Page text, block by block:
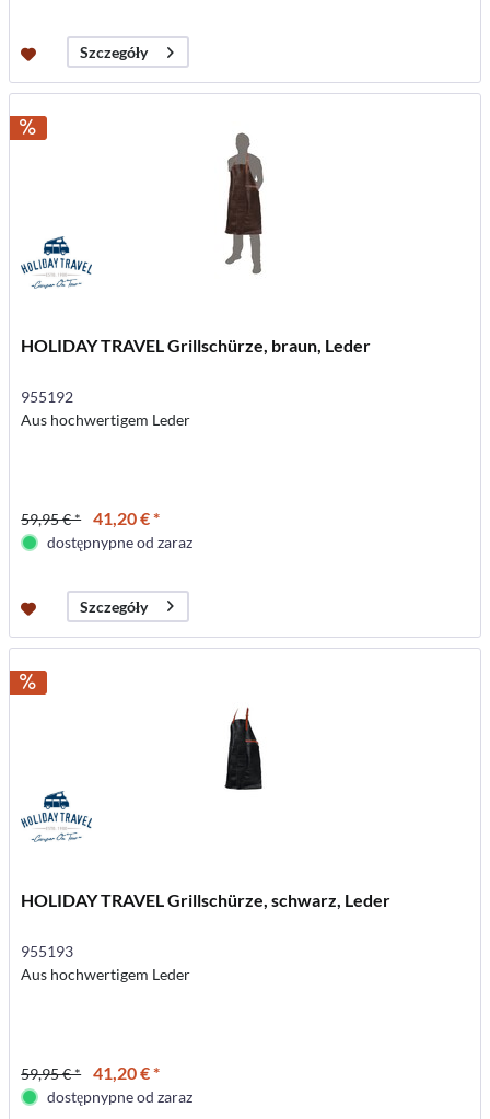
Szczegóły
HOLIDAY TRAVEL Grillschürze, braun, Leder
955192
Aus hochwertigem Leder
59,95 € * 41,20 € *
dostępnypne od zaraz
Szczegóły
HOLIDAY TRAVEL Grillschürze, schwarz, Leder
955193
Aus hochwertigem Leder
59,95 € * 41,20 € *
dostępnypne od zaraz